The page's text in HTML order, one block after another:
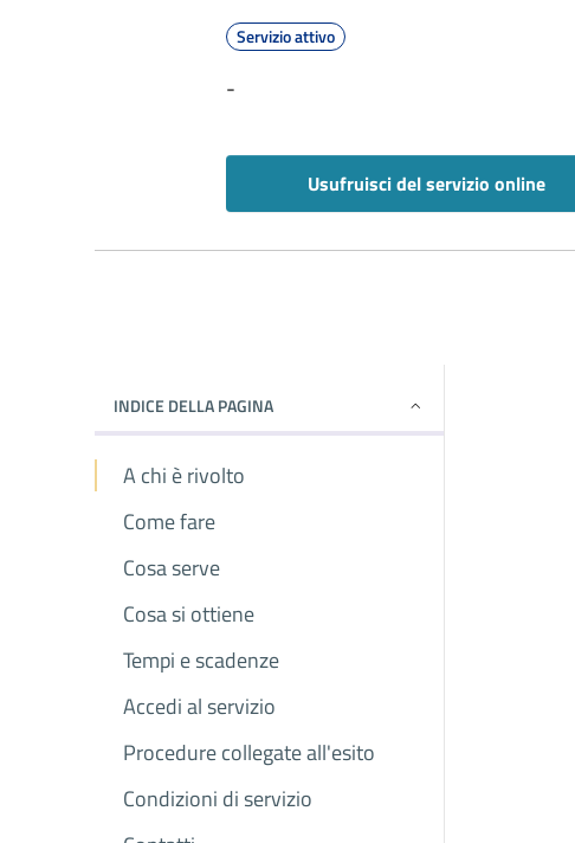
Servizio attivo
-
Usufruisci del servizio online
INDICE DELLA PAGINA
A chi è rivolto
Come fare
Cosa serve
Cosa si ottiene
Tempi e scadenze
Accedi al servizio
Procedure collegate all'esito
Condizioni di servizio